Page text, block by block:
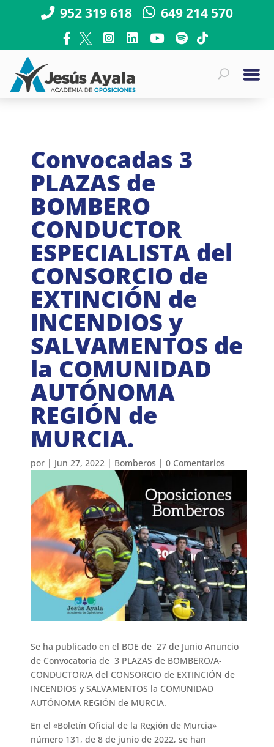
952 319 618 649 214 570
Convocadas 3
PLAZAS de
BOMBERO
CONDUCTOR
ESPECIALISTA del
CONSORCIO de
EXTINCIÓN de
INCENDIOS y
SALVAMENTOS de
la COMUNIDAD
AUTÓNOMA
REGIÓN de
MURCIA.
por | Jun 27, 2022 | Bomberos |0 Comentarios
Se ha publicado en el BOE de 27 de Junio Anuncio
de Convocatoria de 3 PLAZAS de BOMBERO/A-
CONDUCTOR/A del CONSORCIO de EXTINCIÓN de
INCENDIOS y SALVAMENTOS la COMUNIDAD
AUTÓNOMA REGIÓN de MURCIA.
En el «Boletín Oficial de la Región de Murcia»
número 131, de 8 de junio de 2022, se han